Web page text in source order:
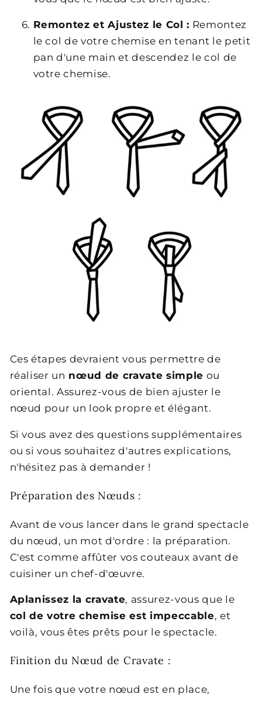
Remontez et Ajustez le Col : Remontez
le col de votre chemise en tenant le petit
pan d'une main et descendez le col de
votre chemise.
Ces étapes devraient vous permettre de
réaliser un nœud de cravate simple ou
oriental. Assurez-vous de bien ajuster le
nœud pour un look propre et élégant.
Si vous avez des questions supplémentaires
ou si vous souhaitez d'autres explications,
n'hésitez pas à demander !
Préparation des Nœuds :
Avant de vous lancer dans le grand spectacle
du nœud, un mot d'ordre : la préparation.
C'est comme affûter vos couteaux avant de
cuisiner un chef-d'œuvre.
Aplanissez la cravate, assurez-vous que le
col de votre chemise est impeccable, et
voilà, vous êtes prêts pour le spectacle.
Finition du Nœud de Cravate :
Une fois que votre nœud est en place,